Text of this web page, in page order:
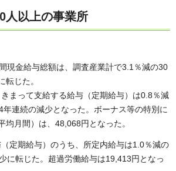
人以上の事業所
現金給与総額は、調査産業計で3.1％減の30
転じた。
まって支給する給与（定期給与）は0.8％減
連続の減少となった。ボーナス等の特別に
均月間）は、48,068円となった。
定期給与）のうち、所定内給与は1.0％減の
に転じた。超過労働給与は19,413円となっ